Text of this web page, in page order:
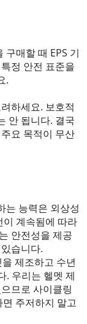
매할 때 EPS 기
정 안전 표준을
.
하세요. 보호적
안 됩니다. 결국
요 목적이 무산
는 능력은 외상성
이 계속됨에 따라
안전성을 제공
습니다.
제조하고 수년
. 우리는 헬멧 제
므로 사이클링
주저하지 말고